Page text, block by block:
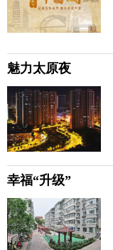
魅力太原夜
幸福“升级”